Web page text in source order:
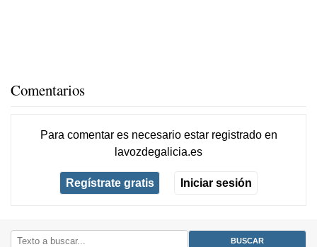
Comentarios
Para comentar es necesario estar registradoen
lavozdegalicia.es
Regístrate gratis Iniciar sesión